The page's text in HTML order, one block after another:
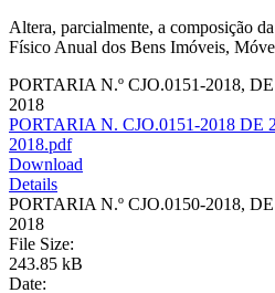
Altera, parcialmente, a composição
Físico Anual dos Bens Imóveis,
PORTARIA N.º CJO.0151-2018,
2018
PORTARIA N. CJO.0151-2018 DE
2018.pdf
Download
Details
PORTARIA N.º CJO.0150-2018,
2018
File Size:
243.85 kB
Date: